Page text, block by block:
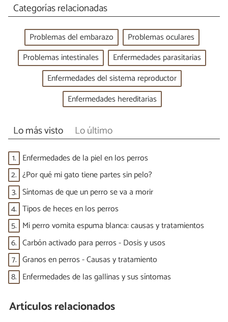
Categorías relacionadas
Problemas del embarazo
Problemas oculares
Problemas intestinales
Enfermedades parasitarias
Enfermedades del sistema reproductor
Enfermedades hereditarias
Lo más visto Lo último
1. Enfermedades de la piel en los perros
2. ¿Por qué mi gato tiene partes sin pelo?
3. Síntomas de que un perro se va a morir
4. Tipos de heces en los perros
5. Mi perro vomita espuma blanca: causas y tratamientos
6. Carbón activado para perros - Dosis y usos
7. Granos en perros - Causas y tratamiento
8. Enfermedades de las gallinas y sus síntomas
Artículos relacionados